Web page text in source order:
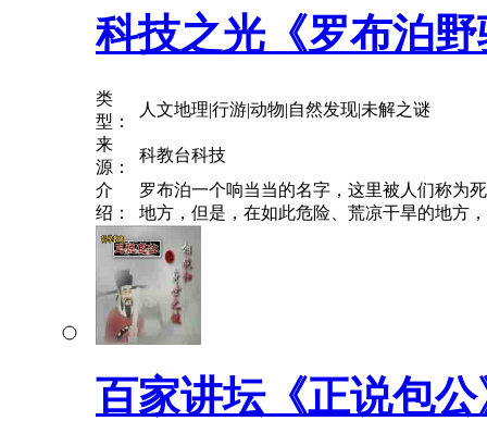
科技之光《罗布泊
类
型：
人文地理|行游|动物|自然发现|未解之谜
来
源：
科教台科技
介
绍：
罗布泊一个响当当的名字，这里被人们称为
地方，但是，在如此危险、荒凉干旱的地方
百家讲坛《正说包公